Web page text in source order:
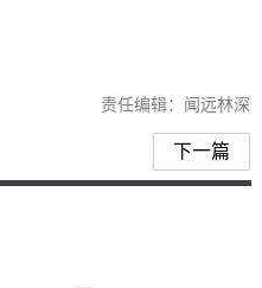
责任编辑：闻远林深
下一篇